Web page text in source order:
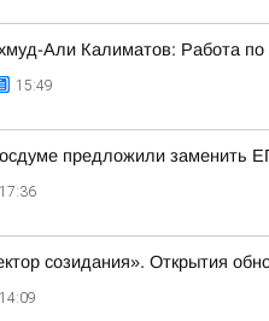
Али Калиматов: Работа по
15:49
предложили заменить
17:36
созидания». Открытия
14:09